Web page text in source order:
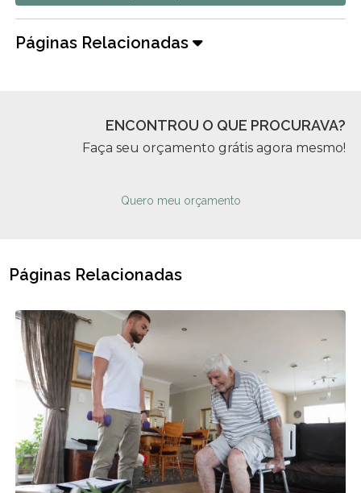
Páginas Relacionadas
ENCONTROU O QUE PROCURAVA?
Faça seu orçamento grátis agora mesmo!
Quero meu orçamento
Páginas Relacionadas